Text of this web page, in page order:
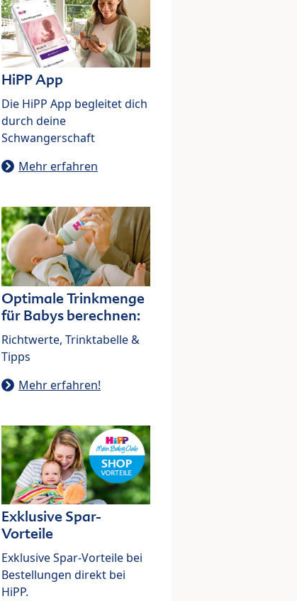
HiPP App
Die HiPP App begleitet dich
durch deine
Schwangerschaft
Mehr erfahren
Optimale Trinkmenge
für Babys berechnen:
Richtwerte, Trinktabelle &
Tipps
Mehr erfahren!
Exklusive Spar-
Vorteile
Exklusive Spar-Vorteile bei
Bestellungen direkt bei
HiPP.